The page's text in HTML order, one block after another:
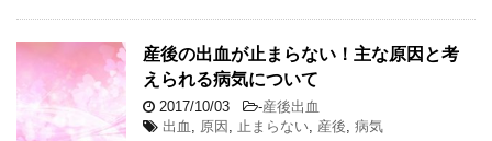
産後の出血が止まらない！主な原因と考
えられる病気について
2017/10/03 -産後出血
出血
原因 止まらない 産後 病気